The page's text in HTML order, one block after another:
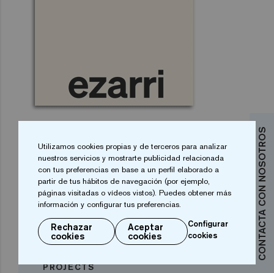
CONTACTA CON NOSOTROS
Descarga el catálogo de
Grandes Proyectos
En nuestro catálogo encontrarás ejemplos, proyectos
realizados y toda la información necesaria para tu
proyecto.
PROJECTS
Utilizamos cookies propias y de terceros para analizar
nuestros servicios y mostrarte publicidad relacionada
con tus preferencias en base a un perfil elaborado a
partir de tus hábitos de navegación (por ejemplo,
páginas visitadas o vídeos vistos). Puedes obtener más
información y configurar tus preferencias.
Rechazar
cookies
Aceptar
cookies
Configurar
cookies